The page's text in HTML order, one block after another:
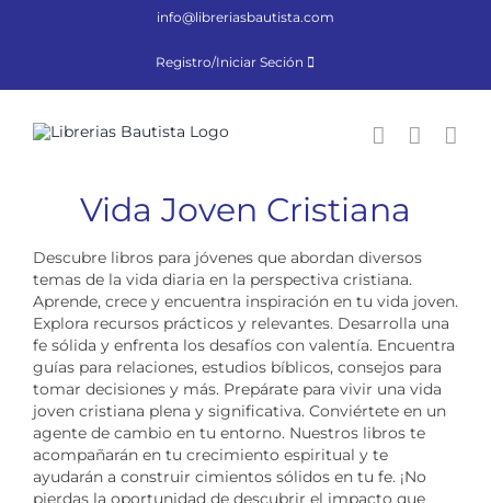
info@libreriasbautista.com
Registro/Iniciar Seción
Vida Joven Cristiana
Descubre libros para jóvenes que abordan diversos
temas de la vida diaria en la perspectiva cristiana.
Aprende, crece y encuentra inspiración en tu vida joven.
Explora recursos prácticos y relevantes. Desarrolla una
fe sólida y enfrenta los desafíos con valentía. Encuentra
guías para relaciones, estudios bíblicos, consejos para
tomar decisiones y más. Prepárate para vivir una vida
joven cristiana plena y significativa. Conviértete en un
agente de cambio en tu entorno. Nuestros libros te
acompañarán en tu crecimiento espiritual y te
ayudarán a construir cimientos sólidos en tu fe. ¡No
pierdas la oportunidad de descubrir el impacto que